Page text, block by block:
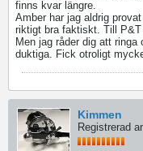
finns kvar längre.
Amber har jag aldrig
riktigt bra faktiskt. Till
Men jag råder dig att
duktiga. Fick otroligt
Kimmen
Registrerad